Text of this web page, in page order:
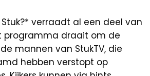
verraadt al een deel van
programma draait om de
mannen van StukTV, die
hebben verstopt op